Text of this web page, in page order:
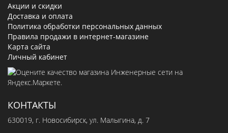
Акции и скидки
Доставка и оплата
Политика обработки персональных данных
Правила продажи в интернет-магазине
Карта сайта
Личный кабинет
КОНТАКТЫ
630019, г. Новосибирск, ул. Малыгина, д. 7